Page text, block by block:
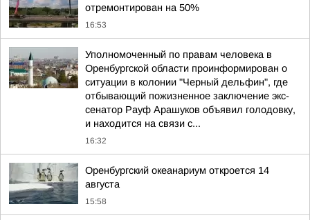
отремонтирован на 50%
16:53
Уполномоченный по правам человека в
Оренбургской области проинформирован о
ситуации в колонии "Черный дельфин", где
отбывающий пожизненное заключение экс-
сенатор Рауф Арашуков объявил голодовку,
и находится на связи с...
16:32
Оренбургский океанариум откроется 14
августа
15:58